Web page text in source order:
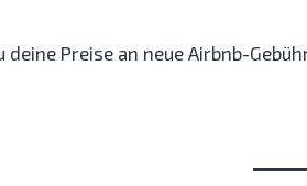
Preise an neue Airbnb-